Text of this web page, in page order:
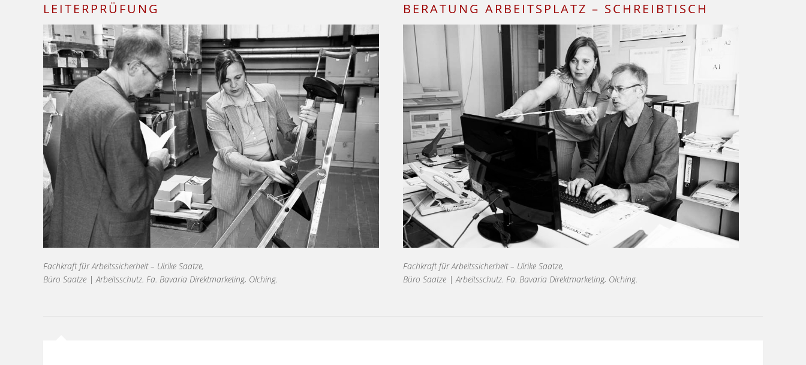
LEITERPRÜFUNG
Fachkraft für Arbeitssicherheit – Ulrike Saatze,
Büro Saatze | Arbeitsschutz. Fa. Bavaria Direktmarketing, Olching.
BERATUNG ARBEITSPLATZ – SCHREIBTISCH
Fachkraft für Arbeitssicherheit – Ulrike Saatze,
Büro Saatze | Arbeitsschutz. Fa. Bavaria Direktmarketing, Olching.